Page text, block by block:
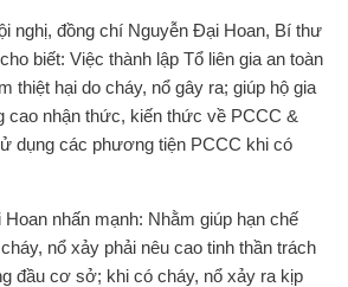
nghị, đồng chí Nguyễn Đại Hoan, Bí thư
biết: Việc thành lập Tổ liên gia an toàn
thiệt hại do cháy, nổ gây ra; giúp hộ gia
cao nhận thức, kiến thức về PCCC &
dụng các phương tiện PCCC khi có
nhấn mạnh: Nhằm giúp hạn chế
nổ xảy phải nêu cao tinh thần trách
đầu cơ sở; khi có cháy, nổ xảy ra kịp